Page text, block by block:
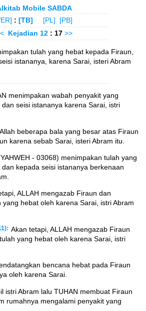
Mobile SABDA
: [TB] [PL]
[PB]
Kejadian 12 : 17 >>
tulah yang hebat kepada Firaun,
istananya, karena Sarai, isteri Abram
menimpakan wabah penyakit yang
seisi istananya karena Sarai, istri
beberapa bala yang besar atas Firaun
karena sebab Sarai, isteri Abram itu.
- 03068) menimpakan tulah yang
kepada seisi istananya berkenaan
ALLAH mengazab Firaun dan
hebat oleh karena Sarai, istri Abram
Akan tetapi, ALLAH mengazab Firaun
yang hebat oleh karena Sarai, istri
bencana hebat pada Firaun
oleh karena Sarai.
istri Abram lalu TUHAN membuat Firaun
rumahnya mengalami penyakit yang